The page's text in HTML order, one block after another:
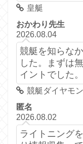
皇艇
おかわり先生
2026.08.04
競艇を知らな
した。まずは
イントでした。
競艇ダイヤモ
匿名
2026.08.02
ライトニング